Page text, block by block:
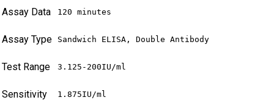
Assay Data 120 minutes
Assay Type Sandwich ELISA, Double Antibody
Test Range 3.125-200IU/ml
Sensitivity 1.875IU/ml